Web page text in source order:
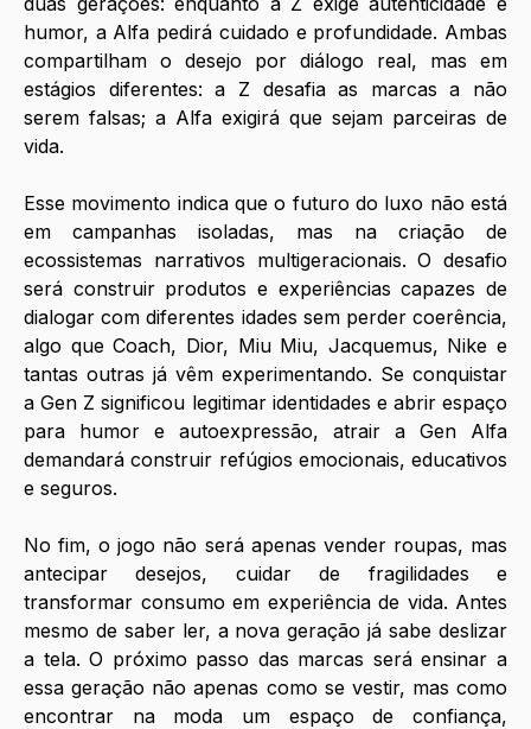
humor, a Alfa pedirá cuidado e profundidade. Ambas
compartilham o desejo por diálogo real, mas em
estágios diferentes: a Z desafia as marcas a não
serem falsas; a Alfa exigirá que sejam parceiras de
vida.
Esse movimento indica que o futuro do luxo não está
em campanhas isoladas, mas na criação de
ecossistemas narrativos multigeracionais. O desafio
será construir produtos e experiências capazes de
dialogar com diferentes idades sem perder coerência,
algo que Coach, Dior, Miu Miu, Jacquemus, Nike e
tantas outras já vêm experimentando. Se conquistar
a Gen Z significou legitimar identidades e abrir espaço
para humor e autoexpressão, atrair a Gen Alfa
demandará construir refúgios emocionais, educativos
e seguros.
No fim, o jogo não será apenas vender roupas, mas
antecipar desejos, cuidar de fragilidades e
transformar consumo em experiência de vida. Antes
mesmo de saber ler, a nova geração já sabe deslizar
a tela. O próximo passo das marcas será ensinar a
essa geração não apenas como se vestir, mas como
encontrar na moda um espaço de confiança,